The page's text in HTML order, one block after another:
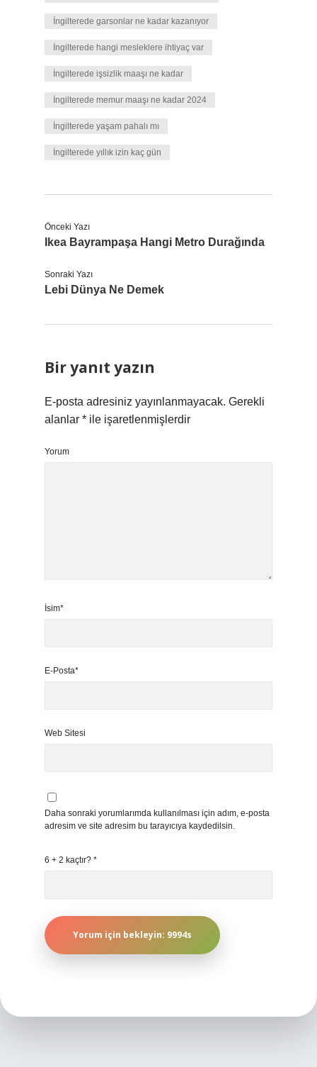
İngilterede garsonlar ne kadar kazanıyor
İngilterede hangi mesleklere ihtiyaç var
İngilterede işsizlik maaşı ne kadar
İngilterede memur maaşı ne kadar 2024
İngilterede yaşam pahalı mı
İngilterede yıllık izin kaç gün
Önceki Yazı
Ikea Bayrampaşa Hangi Metro Durağında
Sonraki Yazı
Lebi Dünya Ne Demek
Bir yanıt yazın
E-posta adresiniz yayınlanmayacak. Gerekli
alanlar * ile işaretlenmişlerdir
Yorum
İsim*
E-Posta*
Web Sitesi
Daha sonraki yorumlarımda kullanılması için adım, e-posta
adresim ve site adresim bu tarayıcıya kaydedilsin.
6 + 2 kaçtır? *